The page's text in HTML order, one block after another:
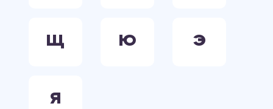
Щ Ю Э
Я